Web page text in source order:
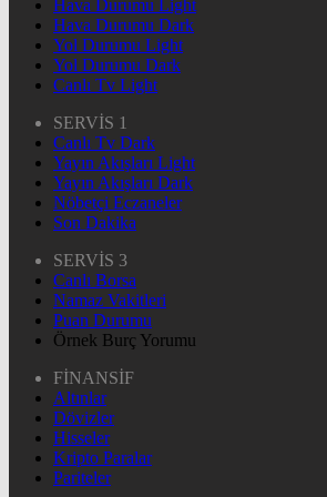
Hava Durumu Light
Hava Durumu Dark
Yol Durumu Light
Yol Durumu Dark
Canlı Tv Light
SERVİS 1
Canlı Tv Dark
Yayın Akışları Light
Yayın Akışları Dark
Nöbetçi Eczaneler
Son Dakika
SERVİS 3
Canlı Borsa
Namaz Vakitleri
Puan Durumu
Örnek Burç Yorumu
FİNANSİF
Altınlar
Dövizler
Hisseler
Kripto Paralar
Pariteler